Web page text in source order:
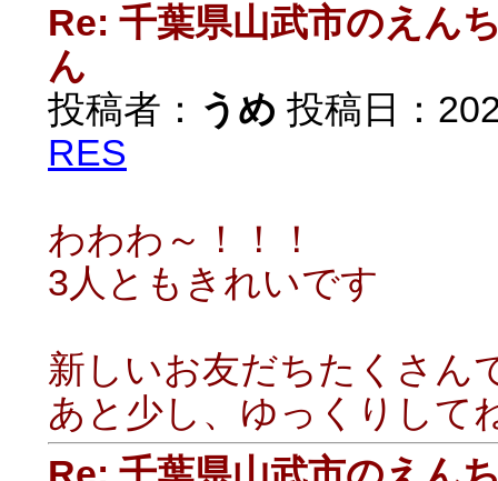
Re: 千葉県山武市のえん
ん
投稿者： うめ 投稿日：
RES
わわわ～！！！
3人ともきれいです
新しいお友だちたくさん
あと少し、ゆっくりして